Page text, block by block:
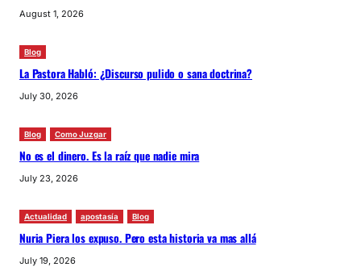
August 1, 2026
Blog
La Pastora Habló: ¿Discurso pulido o sana doctrina?
July 30, 2026
Blog Como Juzgar
No es el dinero. Es la raíz que nadie mira
July 23, 2026
Actualidad apostasía Blog
Nuria Piera los expuso. Pero esta historia va mas allá
July 19, 2026